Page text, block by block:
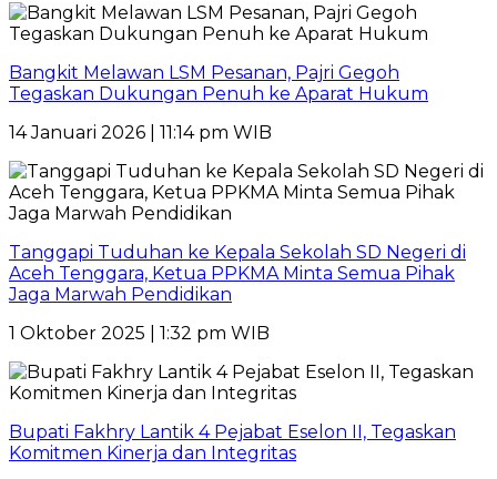
Bangkit Melawan LSM Pesanan, Pajri Gegoh
Tegaskan Dukungan Penuh ke Aparat Hukum
14 Januari 2026 | 11:14 pm WIB
Tanggapi Tuduhan ke Kepala Sekolah SD Negeri di
Aceh Tenggara, Ketua PPKMA Minta Semua Pihak
Jaga Marwah Pendidikan
1 Oktober 2025 | 1:32 pm WIB
Bupati Fakhry Lantik 4 Pejabat Eselon II, Tegaskan
Komitmen Kinerja dan Integritas